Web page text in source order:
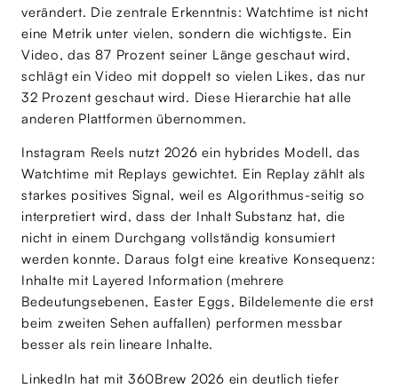
verändert. Die zentrale Erkenntnis: Watchtime ist nicht
eine Metrik unter vielen, sondern die wichtigste. Ein
Video, das 87 Prozent seiner Länge geschaut wird,
schlägt ein Video mit doppelt so vielen Likes, das nur
32 Prozent geschaut wird. Diese Hierarchie hat alle
anderen Plattformen übernommen.
Instagram Reels nutzt 2026 ein hybrides Modell, das
Watchtime mit Replays gewichtet. Ein Replay zählt als
starkes positives Signal, weil es Algorithmus-seitig so
interpretiert wird, dass der Inhalt Substanz hat, die
nicht in einem Durchgang vollständig konsumiert
werden konnte. Daraus folgt eine kreative Konsequenz:
Inhalte mit Layered Information (mehrere
Bedeutungsebenen, Easter Eggs, Bildelemente die erst
beim zweiten Sehen auffallen) performen messbar
besser als rein lineare Inhalte.
LinkedIn hat mit 360Brew 2026 ein deutlich tiefer